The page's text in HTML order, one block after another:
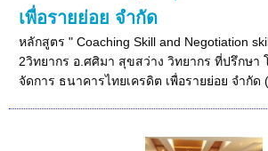
เพื่อรายย่อย จำกัด
หลักสูตร " Coaching Skill and Negotiation
2วิทยากร อ.ศศิมา สุขสว่าง วิทยากร ที่ปรึกษา
จัดการ ธนาคารไทยเครดิต เพื่อรายย่อย จำกัด (